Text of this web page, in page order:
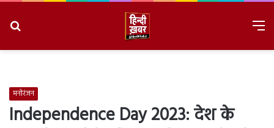
मनोरंजन
Independence Day 2023: देश के